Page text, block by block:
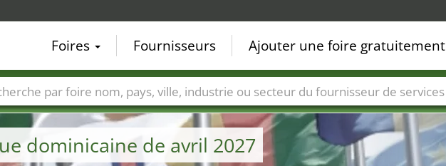
dominicaine de avril 2027
Foires Fournisseurs Ajouter une foire gratuitement
noms Pays Villes Secteurs de foire Secteurs du fournisseur de services